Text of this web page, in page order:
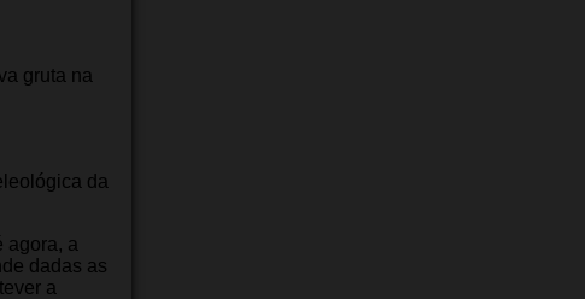
gruta na
da
agora, a
dadas as
a